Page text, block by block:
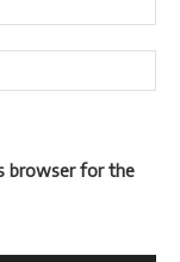
browser for the